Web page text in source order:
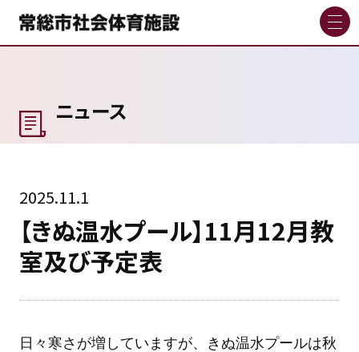
ニュース
2025.11.1
【きぬ温水プール】11月12月教
室及び予定表
日々寒さが増していますが、きぬ温水プールは秋